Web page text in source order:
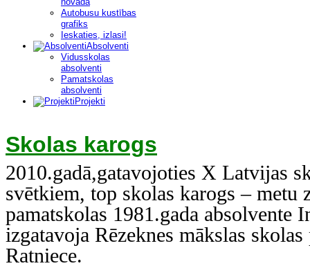
Autobusu kustības
grafiks
Ieskaties, izlasi!
Absolventi
Vidusskolas
absolventi
Pamatskolas
absolventi
Projekti
Skolas karogs
2010.gadā,gatavojoties X Latvijas
svētkiem, top skolas karogs – metu
pamatskolas 1981.gada absolvente
izgatavoja Rēzeknes mākslas skolas
Ratniece.